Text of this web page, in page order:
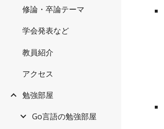
修論・卒論テーマ
学会発表など
教員紹介
アクセス
勉強部屋
Go言語の勉強部屋